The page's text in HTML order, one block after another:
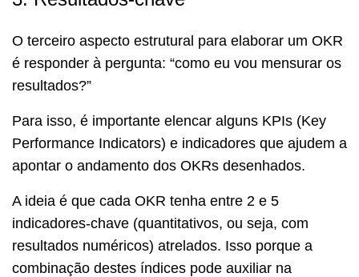
O terceiro aspecto estrutural para elaborar um OKR
é responder à pergunta: “como eu vou mensurar os
resultados?”
Para isso, é importante elencar alguns KPIs (Key
Performance Indicators) e indicadores que ajudem a
apontar o andamento dos OKRs desenhados.
A ideia é que cada OKR tenha entre 2 e 5
indicadores-chave (quantitativos, ou seja, com
resultados numéricos) atrelados. Isso porque a
combinação destes índices pode auxiliar na